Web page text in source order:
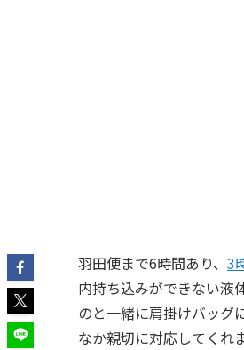
羽田便まで6時間あり、 3
内持ち込みができない液
のと一緒に肩掛けバッグ
なか親切に対応してくれ